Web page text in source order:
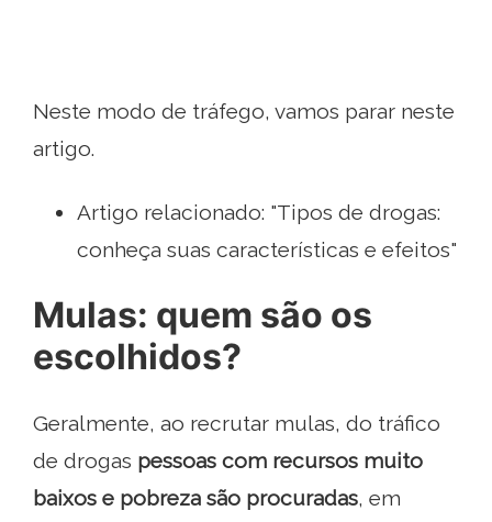
Neste modo de tráfego, vamos parar neste
artigo.
Artigo relacionado: "Tipos de drogas:
conheça suas características e efeitos"
Mulas: quem são os
escolhidos?
Geralmente, ao recrutar mulas, do tráfico
de drogas pessoas com recursos muito
baixos e pobreza são procuradas, em